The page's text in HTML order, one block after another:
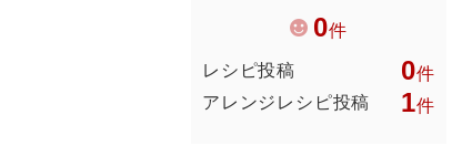
0件
レシピ投稿 0件
アレンジレシピ投稿
1件